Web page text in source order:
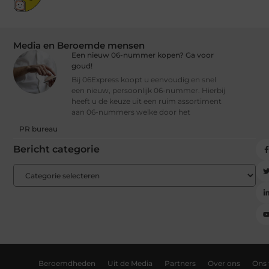
Media en Beroemde mensen
Een nieuw 06-nummer kopen? Ga voor
goud!
Bij 06Express koopt u eenvoudig en snel
een nieuw, persoonlijk 06-nummer. Hierbij
heeft u de keuze uit een ruim assortiment
aan 06-nummers welke door het
PR bureau
Bericht categorie
Beroemdheden Uit de Media Partners Over ons Ons